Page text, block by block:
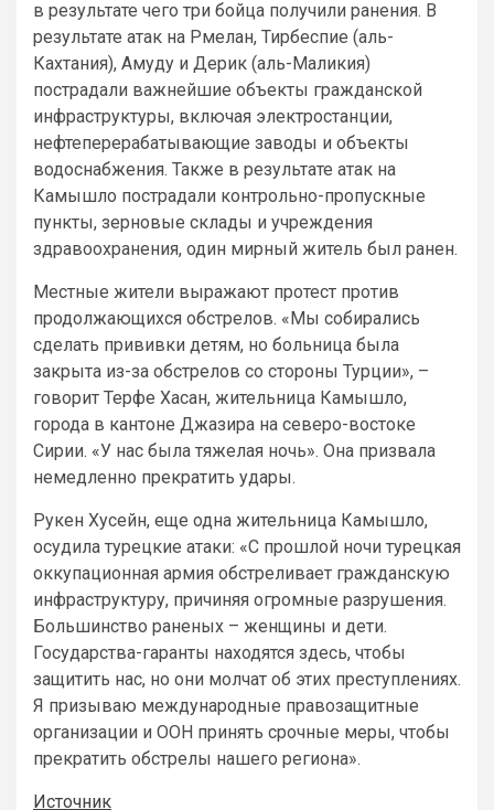
в результате чего три бойца получили ранения. В
результате атак на Рмелан, Тирбеспие (аль-
Кахтания), Амуду и Дерик (аль-Маликия)
пострадали важнейшие объекты гражданской
инфраструктуры, включая электростанции,
нефтеперерабатывающие заводы и объекты
водоснабжения. Также в результате атак на
Камышло пострадали контрольно-пропускные
пункты, зерновые склады и учреждения
здравоохранения, один мирный житель был ранен.
Местные жители выражают протест против
продолжающихся обстрелов. «Мы собирались
сделать прививки детям, но больница была
закрыта из-за обстрелов со стороны Турции», –
говорит Терфе Хасан, жительница Камышло,
города в кантоне Джазира на северо-востоке
Сирии. «У нас была тяжелая ночь». Она призвала
немедленно прекратить удары.
Рукен Хусейн, еще одна жительница Камышло,
осудила турецкие атаки: «С прошлой ночи турецкая
оккупационная армия обстреливает гражданскую
инфраструктуру, причиняя огромные разрушения.
Большинство раненых – женщины и дети.
Государства-гаранты находятся здесь, чтобы
защитить нас, но они молчат об этих преступлениях.
Я призываю международные правозащитные
организации и ООН принять срочные меры, чтобы
прекратить обстрелы нашего региона».
Источник